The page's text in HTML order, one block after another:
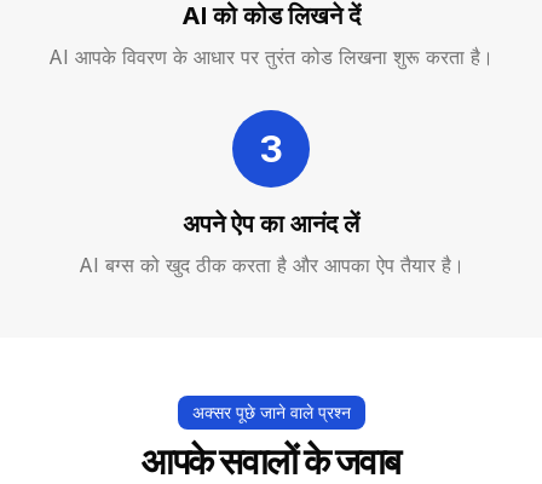
AI को कोड लिखने दें
AI आपके विवरण के आधार पर तुरंत कोड लिखना शुरू करता है।
3
अपने ऐप का आनंद लें
AI बग्स को खुद ठीक करता है और आपका ऐप तैयार है।
अक्सर पूछे जाने वाले प्रश्न
आपके सवालों के जवाब